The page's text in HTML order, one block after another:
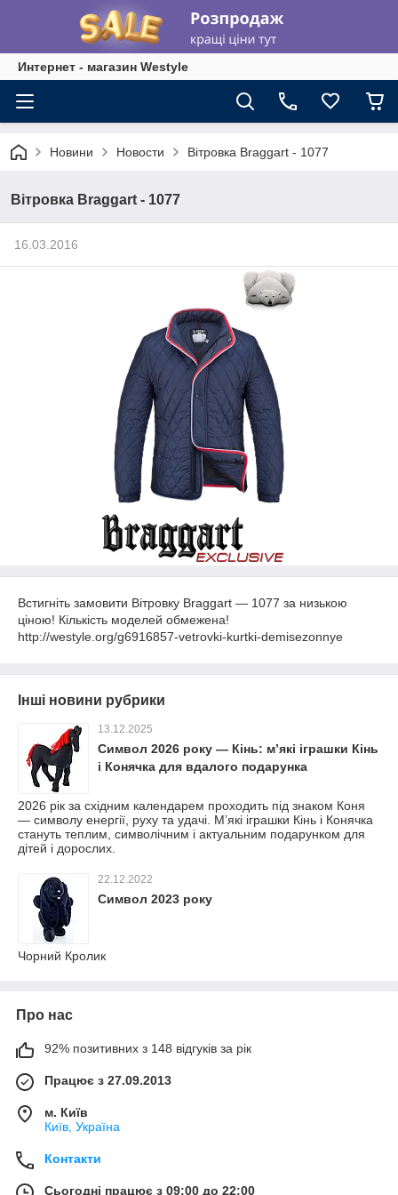
Интернет - магазин Westyle
Новини Новости Вітровка Braggart - 1077
Вітровка Braggart - 1077
16.03.2016
Встигніть замовити Вітровку Braggart ― 1077 за низькою
ціною! Кількість моделей обмежена!
http://westyle.org/g6916857-vetrovki-kurtki-demisezonnye
Інші новини рубрики
13.12.2025
Символ 2026 року — Кінь: м’які іграшки Кінь
і Конячка для вдалого подарунка
2026 рік за східним календарем проходить під знаком Коня
— символу енергії, руху та удачі. М’які іграшки Кінь і Конячка
стануть теплим, символічним і актуальним подарунком для
дітей і дорослих.
22.12.2022
Символ 2023 року
Чорний Кролик
Про нас
92% позитивних з 148 відгуків за рік
Працює з 27.09.2013
м. Київ
Київ, Україна
Контакти
Сьогодні працює з 09:00 до 22:00